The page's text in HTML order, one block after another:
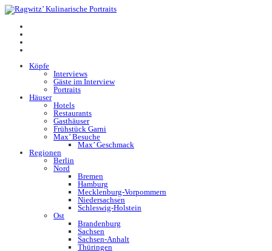
Köpfe
Interviews
Gäste im Interview
Portraits
Häuser
Hotels
Restaurants
Gasthäuser
Frühstück Garni
Max’ Besuche
Max’ Geschmack
Regionen
Berlin
Nord
Bremen
Hamburg
Mecklenburg-Vorpommern
Niedersachsen
Schleswig-Holstein
Ost
Brandenburg
Sachsen
Sachsen-Anhalt
Thüringen